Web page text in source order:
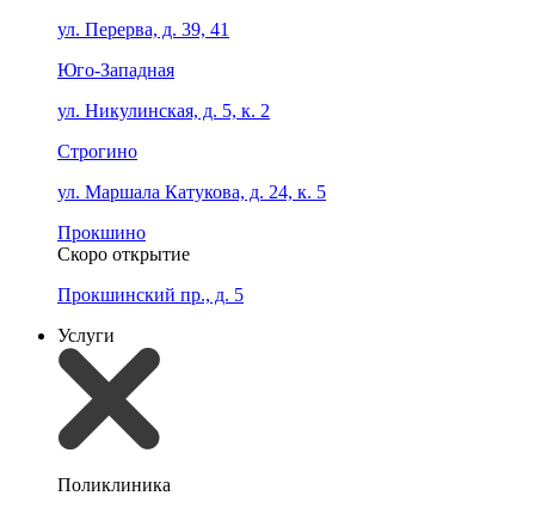
ул. Перерва, д. 39, 41
Юго-Западная
ул. Никулинская, д. 5, к. 2
Строгино
ул. Маршала Катукова, д. 24, к. 5
Прокшино
Скоро открытие
Прокшинский пр., д. 5
Услуги
Поликлиника